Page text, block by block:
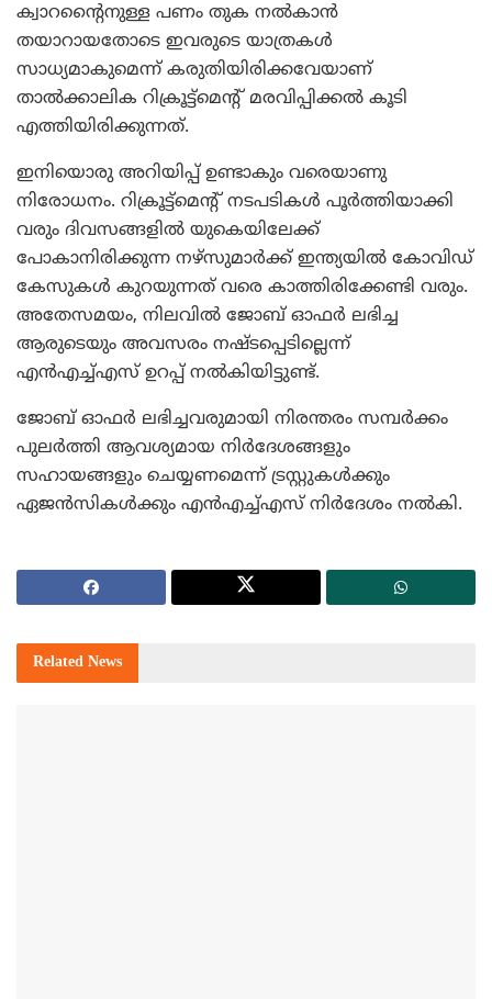
ക്വാറന്റൈനുള്ള പണം തുക നല്‍കാന്‍
തയാറായതോടെ ഇവരുടെ യാത്രകള്‍
സാധ്യമാകുമെന്ന് കരുതിയിരിക്കവേയാണ്
താല്‍ക്കാലിക റിക്രൂട്ട്‌മെന്റ് മരവിപ്പിക്കല്‍ കൂടി
എത്തിയിരിക്കുന്നത്.
ഇനിയൊരു അറിയിപ്പ് ഉണ്ടാകും വരെയാണു
നിരോധനം. റിക്രൂട്ട്‌മെന്റ് നടപടികള്‍ പൂര്‍ത്തിയാക്കി
വരും ദിവസങ്ങളില്‍ യുകെയിലേക്ക്
പോകാനിരിക്കുന്ന നഴ്‌സുമാര്‍ക്ക് ഇന്ത്യയില്‍ കോവിഡ്
കേസുകള്‍ കുറയുന്നത് വരെ കാത്തിരിക്കേണ്ടി വരും.
അതേസമയം, നിലവില്‍ ജോബ് ഓഫര്‍ ലഭിച്ച
ആരുടെയും അവസരം നഷ്ടപ്പെടില്ലെന്ന്
എന്‍എച്ച്എസ് ഉറപ്പ് നല്‍കിയിട്ടുണ്ട്.
ജോബ് ഓഫര്‍ ലഭിച്ചവരുമായി നിരന്തരം സമ്പര്‍ക്കം
പുലര്‍ത്തി ആവശ്യമായ നിര്‍ദേശങ്ങളും
സഹായങ്ങളും ചെയ്യണമെന്ന് ട്രസ്റ്റുകള്‍ക്കും
ഏജന്‍സികള്‍ക്കും എന്‍എച്ച്എസ് നിര്‍ദേശം നല്‍കി.
Related News